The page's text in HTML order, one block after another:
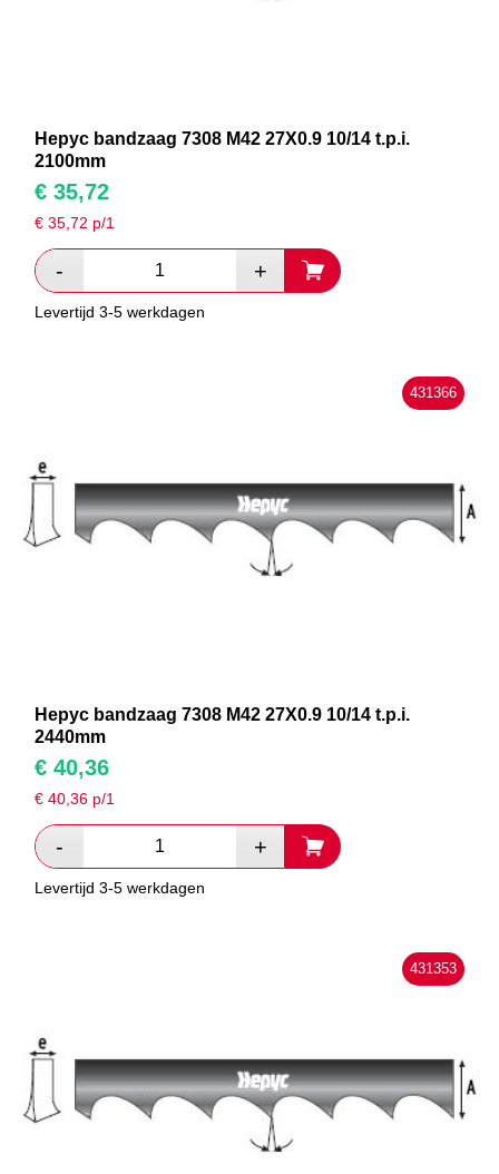
Hepyc bandzaag 7308 M42 27X0.9 10/14 t.p.i.
2100mm
€ 35,72
€35,72 p/1
Levertijd 3-5 werkdagen
431366
Hepyc bandzaag 7308 M42 27X0.9 10/14 t.p.i.
2440mm
€ 40,36
€40,36 p/1
Levertijd 3-5 werkdagen
431353